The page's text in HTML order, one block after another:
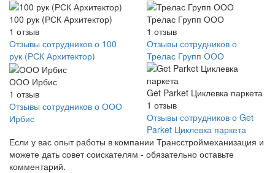
100 рук (РСК Архитектор)
1 отзыв
Отзывы сотрудников о 100
рук (РСК Архитектор)
Трелас Групп ООО
1 отзыв
Отзывы сотрудников о
Трелас Групп ООО
ООО Ирбис
1 отзыв
Отзывы сотрудников о ООО
Ирбис
Get Parket Циклевка паркета
1 отзыв
Отзывы сотрудников о Get
Parket Циклевка паркета
Если у вас опыт работы в компании Трансстроймеханизация и
можете дать совет соискателям - обязательно оставьте
комментарий.